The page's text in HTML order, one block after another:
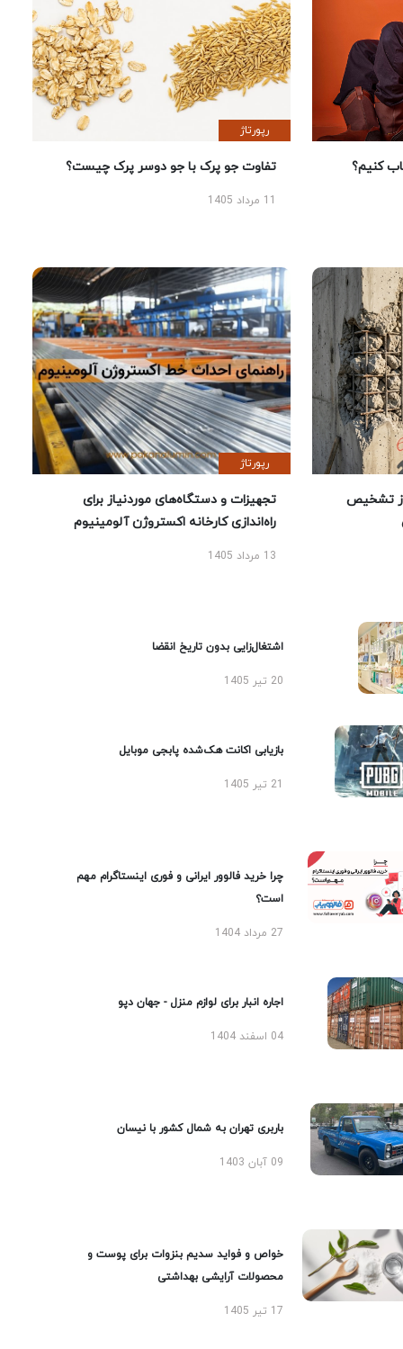
کنیم؟
رپورتاژ
تفاوت جو پرک با جو دوسر پرک چیست؟
تشخیص
رپورتاژ
تجهیزات و دستگاه‌های موردنیاز برای
راه‌اندازی کارخانه اکستروژن آلومینیوم
13 مرداد 1405
اشتغال‌زایی بدون تاریخ انقضا
20 تیر 1405
بازیابی اکانت هک‌شده پابجی موبایل
چرا خرید فالوور ایرانی و فوری اینستاگرام مهم
است؟
27 مرداد 1404
اجاره انبار برای لوازم منزل - جهان دپو
04 اسفند 1404
باربری تهران به شمال کشور با نیسان
09 آبان 1403
خواص و فواید سدیم بنزوات برای پوست و
محصولات آرایشی بهداشتی
17 تیر 1405